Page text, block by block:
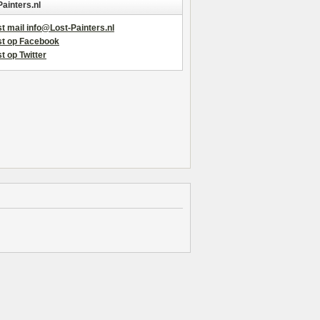
mail info@Lost-Painters.nl
op Facebook
op Twitter